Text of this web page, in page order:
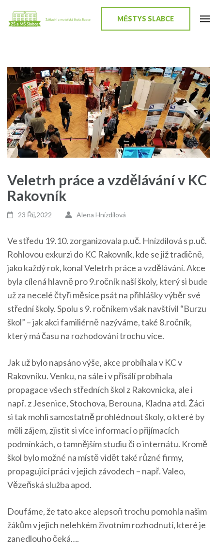
na
MĚSTYS SLABCE
Veletrh práce a vzdělávání v KC
Rakovník
23 Říj,2022 Alena Hnízdilová
Ve středu 19.10. zorganizovala p.uč. Hnízdilová s p.uč.
Rohlovou exkurzi do KC Rakovník, kde se již tradičně,
jako každý rok, konal Veletrh práce a vzdělávání. Akce
byla cílená hlavně pro 9.ročník naší školy, který si bude
už za necelé čtyři měsíce psát na přihlášky výběr své
střední školy. Spolu s 9. ročníkem však navštívil “Burzu
škol” – jak akci familiérně nazýváme, také 8.ročník,
který má času na rozhodování trochu více.
Jak už bylo napsáno výše, akce probíhala v KC v
Rakovníku. Venku, na sále i v přísálí probíhala
propagace všech středních škol z Rakovnicka, ale i
např. z Jesenice, Stochova, Berouna, Kladna atd. Žáci
si tak mohli samostatně prohlédnout školy, o které by
měli zájem, zjistit si více informací o přijímacích
podmínkách, o tamnějším studiu či o internátu. Kromě
škol bylo možné na místě vidět také různé firmy,
propagující práci v jejich závodech – např. Valeo,
Vězeňská služba apod.
Doufáme, že tato akce alepsoň trochu pomohla našim
žákům v jejich nelehkém životním rozhodnutí, které je
zanedlouho čeká….